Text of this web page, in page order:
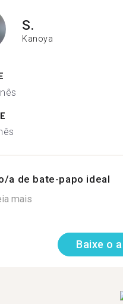
S.
Kanoya
a de bate-papo ideal
mais
Baixe o